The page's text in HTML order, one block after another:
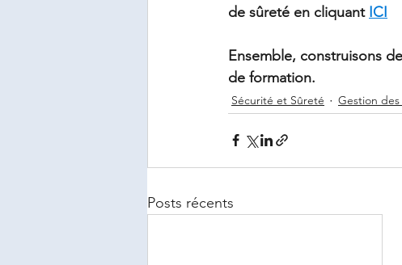
de sûreté en cliquant ICI
Ensemble, construisons
de formation.
Sécurité et Sûreté Gestion
Posts récents